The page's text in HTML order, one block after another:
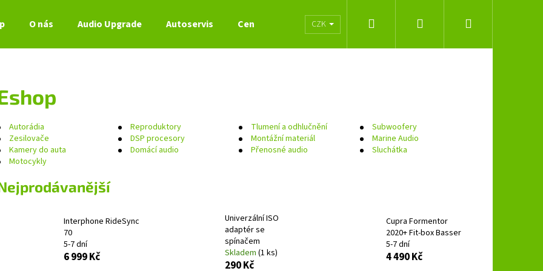
O nás Audio Upgrade Autoservis Ceník služeb Obchodní podmínky
CZK Přihlášení
Autorádia Reproduktory Tlumení a odhlučnění
Subwoofery
Zesilovače
DSP procesory Montážní materiál
Marine Audio
Kamery do auta
Domácí audio Přenosné audio
Sluchátka
Motocykly
Interphone RideSync
70
5-7 dní
6 999 Kč
Univerzální ISO
adaptér se
spínačem
Skladem (1 ks)
290 Kč
Cupra Formentor
2020+ Fit-box Basser
5-7 dní
4 490 Kč
Doporučujeme
Následující